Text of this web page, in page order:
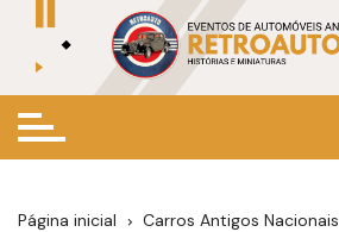
conteúdo
Página inicial
Carros Antigos Nacionais